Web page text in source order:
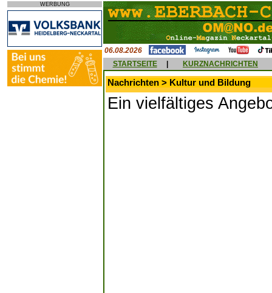
WERBUNG
06.08.2026
STARTSEITE
KURZNACHRICHTEN
Nachrichten > Kultur und Bildung
Ein vielfältiges